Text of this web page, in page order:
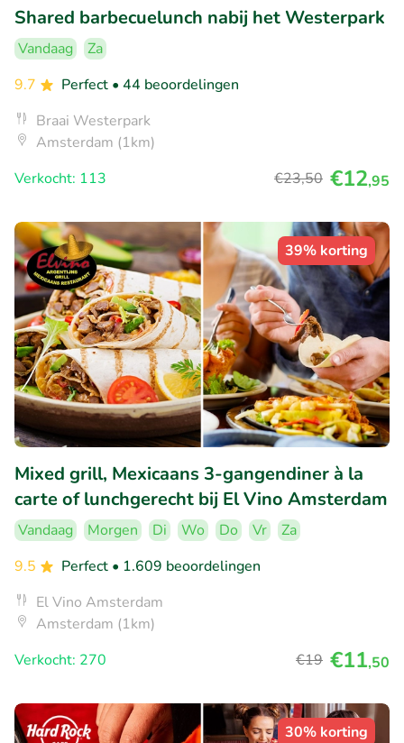
Shared barbecuelunch nabij het Westerpark
Vandaag
Za
9.7
Perfect • 44 beoordelingen
Braai Westerpark
Amsterdam (1km)
Verkocht: 113
€23,50 €12,95
39% korting
Mixed grill, Mexicaans 3-gangendiner à la
carte of lunchgerecht bij El Vino Amsterdam
Vandaag Morgen Di Wo Do Vr
Za
9.5
Perfect • 1.609 beoordelingen
El Vino Amsterdam
Amsterdam (1km)
Verkocht: 270
€19 €11,50
30% korting